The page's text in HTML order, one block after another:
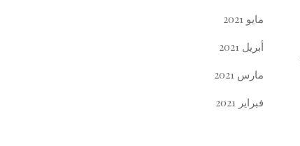
مايو 2021
أبريل 2021
مارس 2021
فبراير 2021